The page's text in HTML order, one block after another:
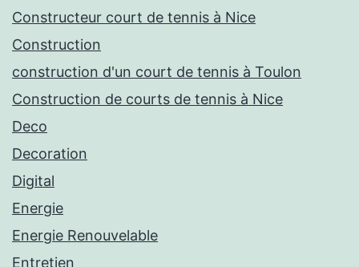
Constructeur court de tennis à Nice
Construction
construction d'un court de tennis à Toulon
Construction de courts de tennis à Nice
Deco
Decoration
Digital
Energie
Energie Renouvelable
Entretien